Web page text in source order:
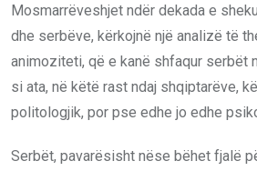
Mosmarrëveshjet ndër dekada e
dhe serbëve, kërkojnë një analizë të
animoziteti, që e kanë shfaqur serbët
si ata, në këtë rast ndaj shqiptarëve,
politologjik, por pse edhe jo edhe
Serbët, pavarësisht nëse bëhet fjalë